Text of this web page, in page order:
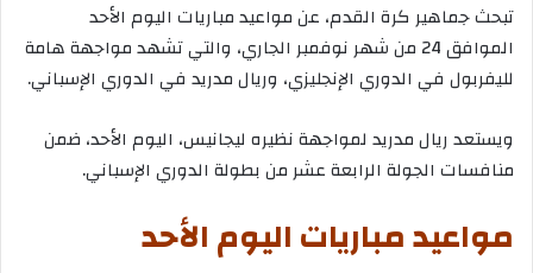
تبحثجماهير كرة القدم، عنمواعيدمباريات اليوم الأحد
الموافق
منشهرنوفمبر الجاري، والتيتشهدمواجهةهامة
لليفربول في الدوري الإنجليزي، وريالمدريد في الدوري الإسباني.
ويستعد ريالمدريد لمواجهةنظيره ليجانيس، اليوم الأحد، ضمن
منافسات الجولة الرابعةعشرمنبطولة الدوري الإسباني.
مواعيدمبارياتاليومالأحد